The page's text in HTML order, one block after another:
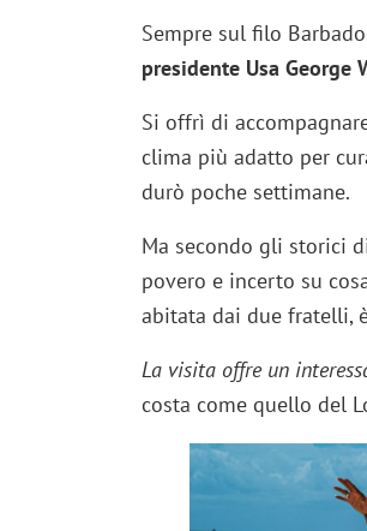
Sempre sul filo
presidente Usa George
Si offrì di
clima più adatto per
durò poche settimane.
Ma secondo gli storici
povero e incerto su
abitata dai due fratelli,
La visita offre un
costa come quello del